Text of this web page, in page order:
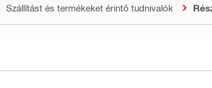
Szállítást és termékeket érintő tudnivalók